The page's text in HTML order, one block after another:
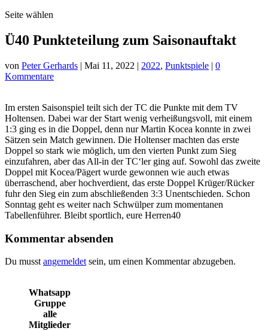
Seite wählen
Ü40 Punkteteilung zum Saisonauftakt
von Peter Gerhards | Mai 11, 2022 | 2022, Punktspiele | 0
Kommentare
Im ersten Saisonspiel teilt sich der TC die Punkte mit dem TV
Holtensen. Dabei war der Start wenig verheißungsvoll, mit einem
1:3 ging es in die Doppel, denn nur Martin Kocea konnte in zwei
Sätzen sein Match gewinnen. Die Holtenser machten das erste
Doppel so stark wie möglich, um den vierten Punkt zum Sieg
einzufahren, aber das All-in der TC‘ler ging auf. Sowohl das zweite
Doppel mit Kocea/Pägert wurde gewonnen wie auch etwas
überraschend, aber hochverdient, das erste Doppel Krüger/Rücker
fuhr den Sieg ein zum abschließenden 3:3 Unentschieden. Schon
Sonntag geht es weiter nach Schwülper zum momentanen
Tabellenführer. Bleibt sportlich, eure Herren40
Kommentar absenden
Du musst angemeldet sein, um einen Kommentar abzugeben.
Whatsapp
Gruppe
alle
Mitglieder